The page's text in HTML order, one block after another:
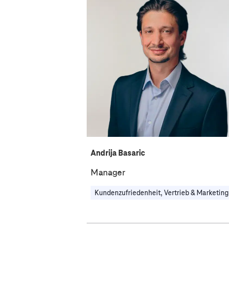
Andrija Basaric
Manager
Kundenzufriedenheit, Vertrieb & Marketing